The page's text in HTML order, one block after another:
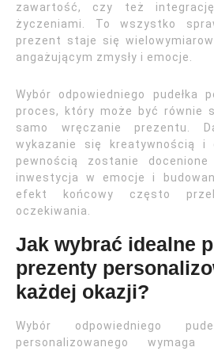
zawartość, czy też
życzeniami. To wszystko
prezent staje się
angażującym zmysły i emocje.
Wybór odpowiedniego pudełka
proces, który może być równie
samo wręczanie prezentu.
wykazanie się kreatywnością i
pewnością zostanie
inwestycja w emocje i
efekt końcowy często
oczekiwania.
Jak wybrać idealne
prezenty
każdej okazji?
Wybór odpowiedniego
personalizowanego wymaga